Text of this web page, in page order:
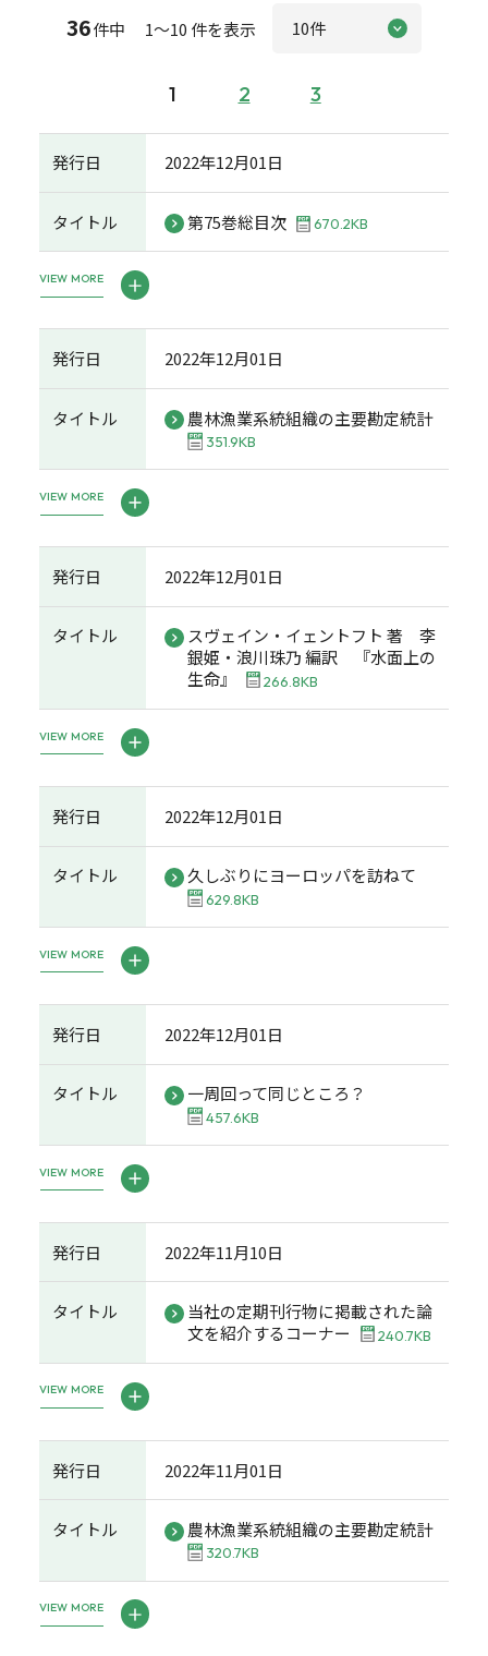
36件中 1～10 件を表示
1 2 3
発行日 2022年12月01日
タイトル 第75巻総目次 670.2KB
VIEW MORE
発行日 2022年12月01日
タイトル 農林漁業系統組織の主要勘定統計
351.9KB
VIEW MORE
発行日 2022年12月01日
タイトル
スヴェイン・イェントフト 著 李
銀姫・浪川珠乃 編訳 『水面上の
生命』
266.8KB
VIEW MORE
発行日 2022年12月01日
タイトル 久しぶりにヨーロッパを訪ねて
629.8KB
VIEW MORE
発行日 2022年12月01日
タイトル 一周回って同じところ？
457.6KB
VIEW MORE
発行日 2022年11月10日
タイトル
当社の定期刊行物に掲載された論
文を紹介するコーナー
240.7KB
VIEW MORE
発行日 2022年11月01日
タイトル 農林漁業系統組織の主要勘定統計
320.7KB
VIEW MORE